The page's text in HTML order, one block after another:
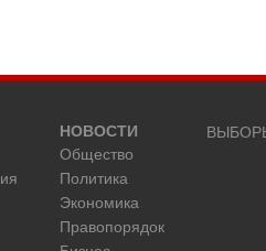
НОВОСТИ
Общество
Политика
Экономика
Правопорядок